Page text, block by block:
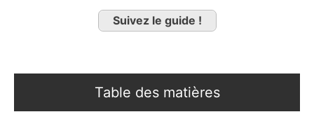
Suivez le guide !
Table des matières